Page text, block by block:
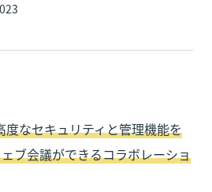
度なセキュリティと管理機能を
ブ会議ができるコラボレーショ